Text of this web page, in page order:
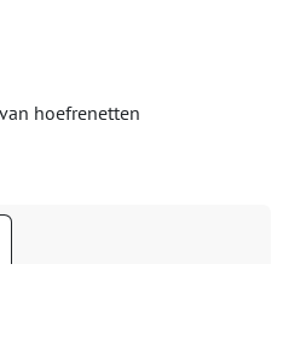
hoefrenetten